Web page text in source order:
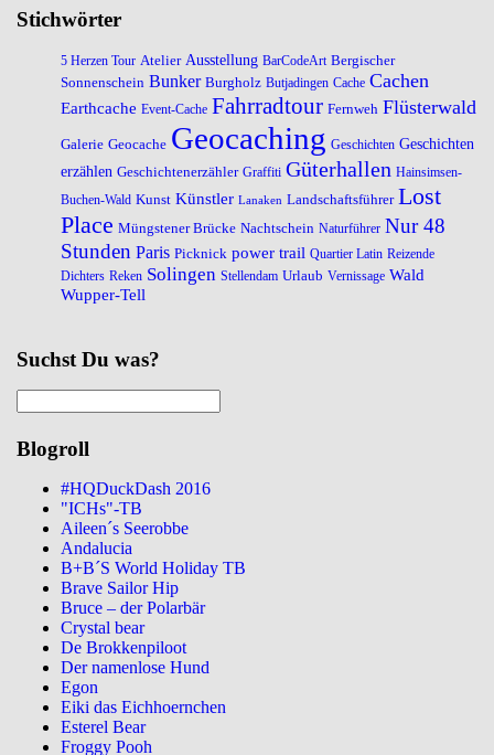
Stichwörter
5 Herzen Tour Atelier Ausstellung BarCodeArt Bergischer
Sonnenschein Bunker Burgholz Butjadingen Cache Cachen
Earthcache Event-Cache Fahrradtour Fernweh Flüsterwald
Galerie Geocache Geocaching Geschichten Geschichten
erzählen Geschichtenerzähler Graffiti Güterhallen Hainsimsen-
Buchen-Wald Kunst Künstler Lanaken Landschaftsführer Lost
Place Müngstener Brücke Nachtschein Naturführer Nur 48
Stunden Paris Picknick power trail Quartier Latin Reizende
Dichters Reken Solingen Stellendam Urlaub Vernissage Wald
Wupper-Tell
Suchst Du was?
Blogroll
#HQDuckDash 2016
"ICHs"-TB
Aileen´s Seerobbe
Andalucia
B+B´S World Holiday TB
Brave Sailor Hip
Bruce – der Polarbär
Crystal bear
De Brokkenpiloot
Der namenlose Hund
Egon
Eiki das Eichhoernchen
Esterel Bear
Froggy Pooh